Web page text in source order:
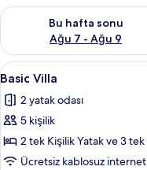
Bu hafta sonu
Ağu 7 - Ağu 9
Bu hafta sonu için
Basic
Villa
için
tüm
fotoğrafları
görün
6
Basic Villa
2 yatak odası
5 kişilik
2 tek Kişilik Yatak ve 3
Ücretsiz kablosuz internet